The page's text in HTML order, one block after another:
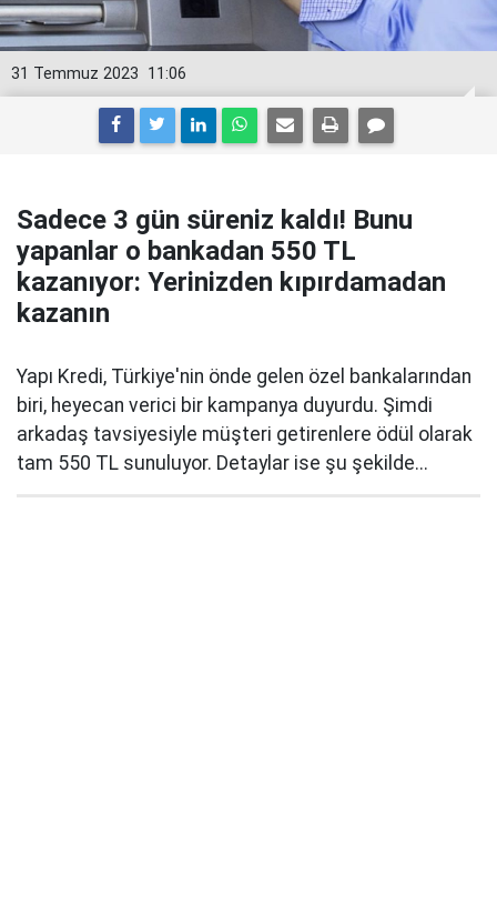
11:06
31 Temmuz 2023
Sadece 3 gün süreniz kaldı! Bunu
yapanlar o bankadan 550 TL
kazanıyor: Yerinizden kıpırdamadan
kazanın
Yapı Kredi, Türkiye'nin önde gelen özel bankalarından
biri, heyecan verici bir kampanya duyurdu. Şimdi
arkadaş tavsiyesiyle müşteri getirenlere ödül olarak
tam 550 TL sunuluyor. Detaylar ise şu şekilde...